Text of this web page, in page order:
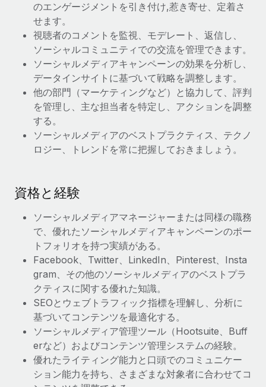
詳細を見る
給与詐欺：種類、事例、ビジネスを守る方法
給与, 賃金は詐欺の特に魅力的な標的です。多額の資金がシステ
ム間で頻繁に移動しているためです。このため、自社のビジネス
を保護することは極めて重要です。...
詳細を見る
のエンゲージメントを引き付け,惹き寄せ、定着さ
せます。
視聴者のコメントを監視、モデレート、返信し、
ソーシャルコミュニティでの交流を管理できます。
ソーシャルメディアキャンペーンの効果を分析し、
データインサイトに基づいて戦略を調整します。
他の部門（マーケティングなど）と協力して、評判
を管理し、主な担当者を特定し、アクションを調整
する。
ソーシャルメディアのベストプラクティス、テクノ
ロジー、トレンドを常に把握しておきましょう。
資格と経験
ソーシャルメディアマネージャーまたは同様の職務
で、優れたソーシャルメディアキャンペーンのポー
トフォリオを持つ実績がある。
Facebook、Twitter、LinkedIn、Pinterest、Insta
gram、その他のソーシャルメディアのベストプラ
クティスに関する優れた知識。
SEOとウェブトラフィック指標を理解し、分析に
基づいてコンテンツを最適化する。
ソーシャルメディア管理ツール（Hootsuite、Buff
erなど）およびコンテンツ管理システムの経験。
優れたライティング能力と口頭でのコミュニケー
ション能力を持ち、さまざまな対象者に合わせてコ